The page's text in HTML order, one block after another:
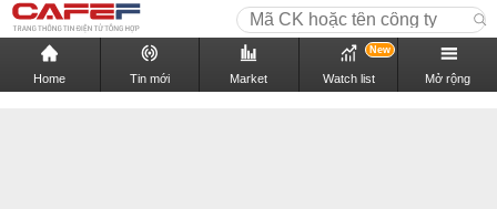
Home Tin mới Market Watch list
New
Mở rộng